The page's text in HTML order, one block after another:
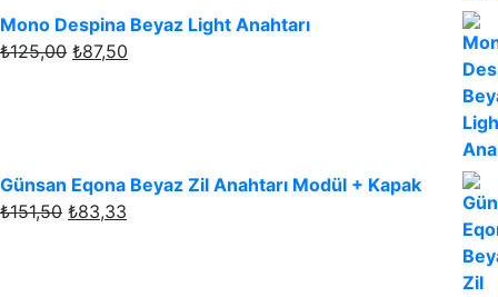
Mono Despina Beyaz Light Anahtarı
₺125,00 Orijinal
₺87,50
Günsan Eqona Beyaz Zil Anahtarı Modül + Kapak
₺151,50 Orijinal
₺83,33